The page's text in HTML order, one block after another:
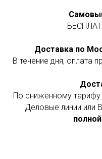
Доставка по
В течение дня, оплата
По сниженному тарифу
Деловые линии или